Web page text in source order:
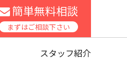
簡単無料相談
まずはご相談下さい
スタッフ紹介
家庭用エアコン